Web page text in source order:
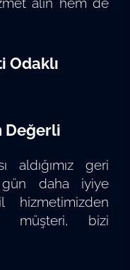
Odaklı
Değerli
aldığımız geri
daha iyiye
hizmetimizden
müşteri, bizi